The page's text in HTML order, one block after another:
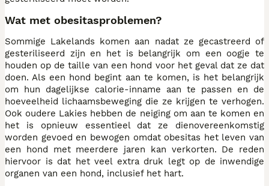
Wat met obesitasproblemen?
Sommige Lakelands komen aan nadat ze gecastreerd of
gesteriliseerd zijn en het is belangrijk om een oogje te
houden op de taille van een hond voor het geval dat ze dat
doen. Als een hond begint aan te komen, is het belangrijk
om hun dagelijkse calorie-inname aan te passen en de
hoeveelheid lichaamsbeweging die ze krijgen te verhogen.
Ook oudere Lakies hebben de neiging om aan te komen en
het is opnieuw essentieel dat ze dienovereenkomstig
worden gevoed en bewogen omdat obesitas het leven van
een hond met meerdere jaren kan verkorten. De reden
hiervoor is dat het veel extra druk legt op de inwendige
organen van een hond, inclusief het hart.